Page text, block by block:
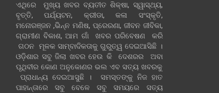
ଏଥିରେ ମୁଖ୍ୟ ଖବର ବ୍ୟତୀତ ଶିକ୍ଷା, ସ୍ୱାସ୍ଥ୍ୟ,
ବୃତ୍ତି, ପର୍ଯ୍ୟଟନ, କ୍ରୀଡା, କଳା ସଂସ୍କୃତି,
ମନୋରଞ୍ଜନ ,ଭିନ୍ନ ମଣିଷ, ପ୍ରେରଣା, ଜୀବନ ଜୀବିକା,
ଗ୍ରାମୀଣ ବିକାଶ, ଆମ ଗାଁ ଖବର ପରିବେଷଣ କରି
ଗଠନ ମୂଳକ ସାମ୍ବାଦିକତାକୁ ଗୁରୁତ୍ୱ ଦେଇଆସିଛି ।
ଓଡ଼ିଶାର ସବୁ ଜିଲା ଖବର ହେଉ କି ଦେଶରର ଅବା
ପୃଥିବୀର କୋଣ ଅନୁକୋଣର ଭଲ ଏବ ସତ୍ୟ ଖବରକୁ
ପ୍ରାଧାନ୍ୟ ଦେଇଆସୁଛି । ସମସ୍ତଙ୍କୁ ନିଜ ହାତ
ପାହାନ୍ତାରେ ସବୁ ବେଳେ ସବୁ ସମୟରେ ସତ୍ୟ